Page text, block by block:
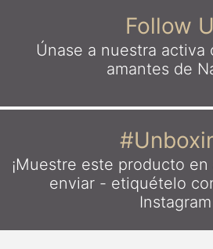
Follow
Únase a nuestra activa
amantes de
¡Muestre este producto
enviar - etiquételo
Instagram